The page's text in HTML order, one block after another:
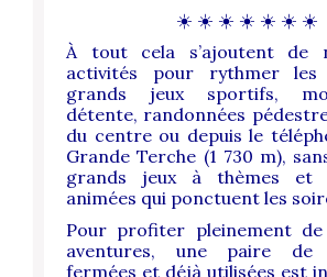
☀️ ☀️ ☀️ ☀️ ☀️ ☀️ ☀️
À tout cela s’ajoutent de
activités pour rythmer les
grands jeux sportifs,
détente, randonnées
du centre ou depuis le
Grande Terche (1 730 m),
grands jeux à thèmes et
animées qui ponctuent les
Pour profiter pleinement
aventures, une paire de
fermées et déjà utilisées est